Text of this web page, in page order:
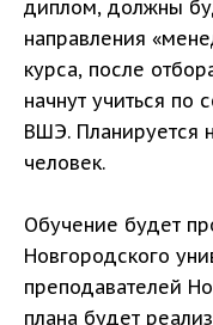
диплом, должны
направления
курса, после
начнут учиться по
ВШЭ. Планируется
человек.
Обучение будет
Новгородского
преподавателей
плана будет